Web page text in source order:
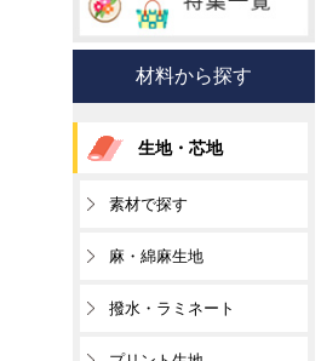
材料から探す
生地・芯地
素材で探す
麻・綿麻生地
撥水・ラミネート